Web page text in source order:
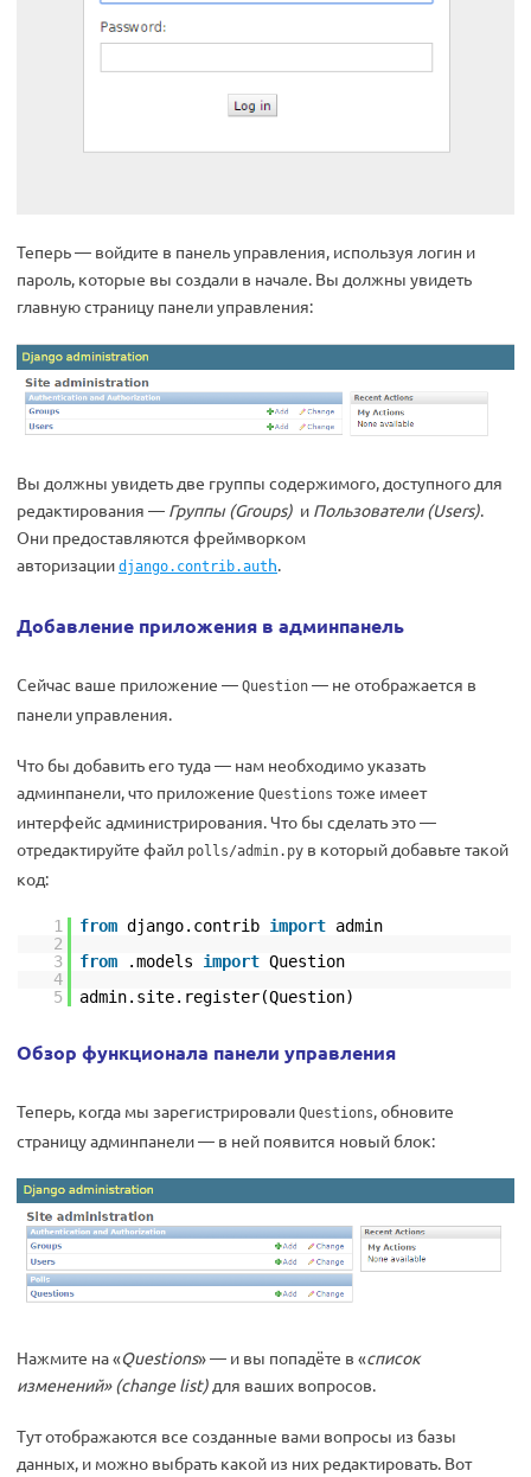
Теперь — войдите в панель управления, используя логин и
пароль, которые вы создали в начале. Вы должны увидеть
главную страницу панели управления:
Вы должны увидеть две группы содержимого, доступного для
редактирования — Группы (Groups) и Пользователи (Users).
Они предоставляются фреймворком
авторизации django.contrib.auth.
Добавление приложения в админпанель
Сейчас ваше приложение — Question — не отображается в
панели управления.
Что бы добавить его туда — нам необходимо указать
админпанели, что приложение Questions тоже имеет
интерфейс администрирования. Что бы сделать это —
отредактируйте файл polls/admin.py в который добавьте такой
код:
1 from django.contrib import admin
2
3
from .models import Question
4
5
admin.site.register(Question)
Обзор функционала панели управления
Теперь, когда мы зарегистрировали Questions, обновите
страницу админпанели — в ней появится новый блок:
Нажмите на «Questions» — и вы попадёте в «список
изменений» (change list) для ваших вопросов.
Тут отображаются все созданные вами вопросы из базы
данных, и можно выбрать какой из них редактировать. Вот